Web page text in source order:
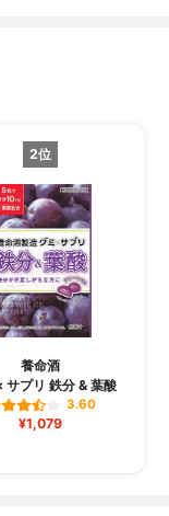
2位
養命酒
サプリ 鉄分 & 葉酸
3.60
¥1,079